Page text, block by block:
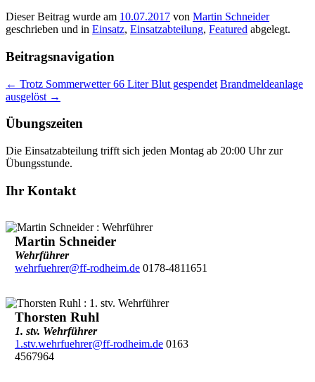
Dieser Beitrag wurde am 10.07.2017 von Martin Schneider
geschrieben und in Einsatz, Einsatzabteilung, Featured abgelegt.
Beitragsnavigation
← Trotz Sommerwetter 66 Liter Blut gespendet Brandmeldeanlage
ausgelöst →
Übungszeiten
Die Einsatzabteilung trifft sich jeden Montag ab 20:00 Uhr zur
Übungsstunde.
Ihr Kontakt
Martin Schneider
Wehrführer
wehrfuehrer@ff-rodheim.de0178-4811651
Thorsten Ruhl
1. stv. Wehrführer
1.stv.wehrfuehrer@ff-rodheim.de0163
4567964